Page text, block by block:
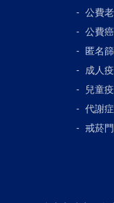
公費
公費
匿名
成人
兒童
代謝
戒菸